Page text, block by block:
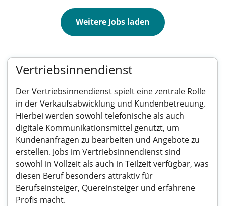
Weitere Jobs laden
Vertriebsinnendienst
Der Vertriebsinnendienst spielt eine zentrale Rolle
in der Verkaufsabwicklung und Kundenbetreuung.
Hierbei werden sowohl telefonische als auch
digitale Kommunikationsmittel genutzt, um
Kundenanfragen zu bearbeiten und Angebote zu
erstellen. Jobs im Vertriebsinnendienst sind
sowohl in Vollzeit als auch in Teilzeit verfügbar, was
diesen Beruf besonders attraktiv für
Berufseinsteiger, Quereinsteiger und erfahrene
Profis macht.